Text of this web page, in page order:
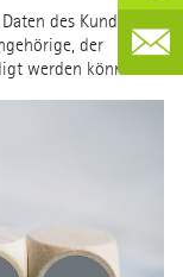
des Kunden
der
werden können.